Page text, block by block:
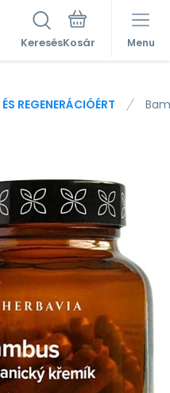
Keresés Menu
REGENERÁCIÓÉRT